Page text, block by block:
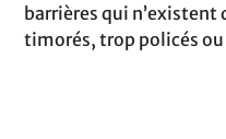
barrières qui n’existent
timorés, trop policés